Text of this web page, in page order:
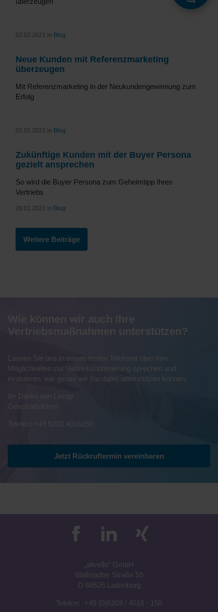
02.02.2021 in Blog
Neue Kunden mit Referenzmarketing
überzeugen
Mit Referenzmarketing in der Neukundengewinnung zum
Erfolg
02.02.2021 in Blog
Zukünftige Kunden mit der Buyer Persona
gezielt ansprechen
So wird die Buyer Persona zum Geheimtipp Ihres
Vertriebs
28.01.2021 in Blog
Weitere Beiträge
Vertriebsmaßnahmen unterstützen?
Lassen Sie uns in einem ersten Telefonat über Ihre
Möglichkeiten zur Vertriebsoptimierung sprechen und
evaluieren, wie genau wir Sie dabei unterstützen können.
Ihr Daniel van Lierop
Geschäftsführer
Telefon: +49 6203 4016150
Jetzt Rückruftermin vereinbaren
„alivello“ GmbH
Wallstadter Straße 59
D-68526 Ladenburg
Telefon: +49 (0)6203 / 4016 - 150